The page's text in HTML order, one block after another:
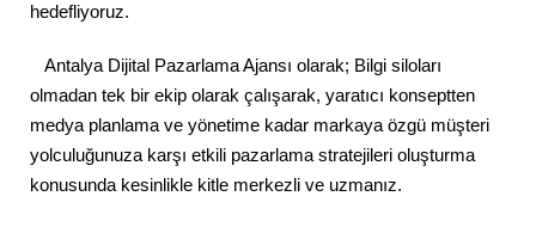
hedefliyoruz.
Antalya Dijital Pazarlama Ajansı olarak; Bilgi siloları
olmadan tek bir ekip olarak çalışarak, yaratıcı konseptten
medya planlama ve yönetime kadar markaya özgü müşteri
yolculuğunuza karşı etkili pazarlama stratejileri oluşturma
konusunda kesinlikle kitle merkezli ve uzmanız.